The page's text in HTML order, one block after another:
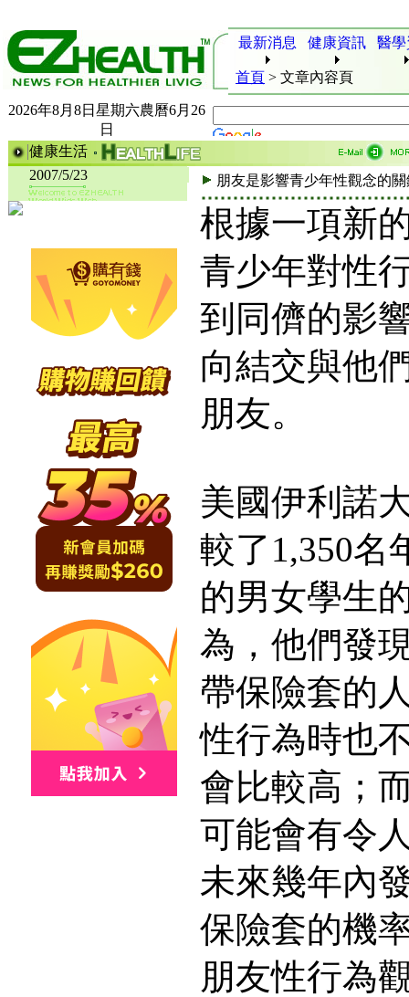
最新消息 健康資訊 醫
首頁 > 文章內容頁
2026年8月8日星期六農曆6月26
日
健康生活
2007/5/23
朋友是影響青少年性觀念的
根據一項新
青少年對性
到同儕的影
向結交與他
朋友。
美國伊利諾
較了1,350名
的男女學生
為，他們發
帶保險套的
性行為時也
會比較高；
可能會有令
未來幾年內
保險套的機
朋友性行為